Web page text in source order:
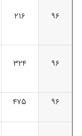
۹۶ ۲۱۶
۹۶ ۳۲۴
۹۶ ۴۷۵